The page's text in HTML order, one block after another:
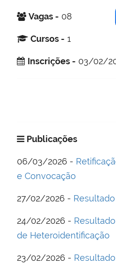
Vagas - 08
Cursos - 1
Inscrições - 03/02/
Publicações
06/03/2026 -
e Convocação
27/02/2026 -
24/02/2026 -
de Heteroidentificação
23/02/2026 -